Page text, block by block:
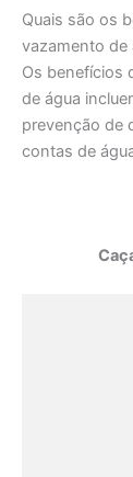
Quais são os
vazamento de
Os benefícios
de água
prevenção de
contas de